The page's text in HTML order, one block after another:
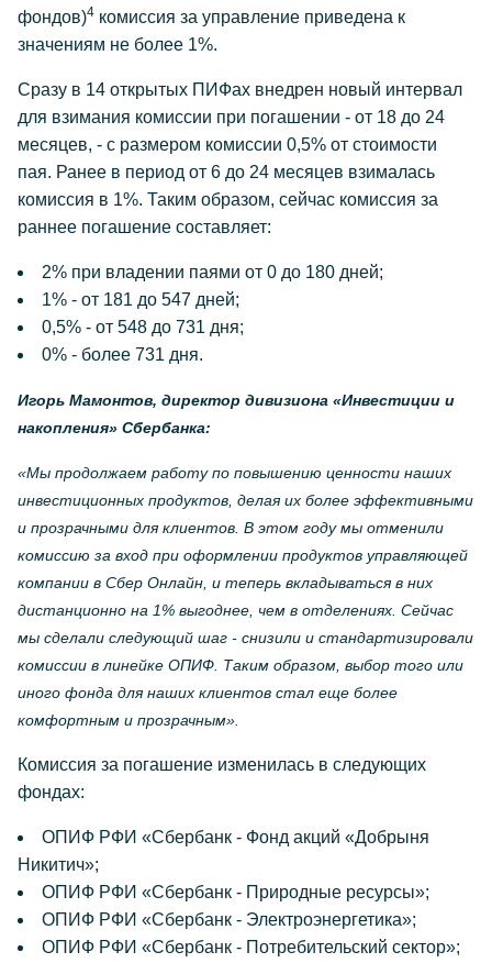
фондов)4 комиссия за управление приведена к
значениям не более 1%.
Сразу в 14 открытых ПИФах внедрен новый интервал
для взимания комиссии при погашении - от 18 до 24
месяцев, - с размером комиссии 0,5% от стоимости
пая. Ранее в период от 6 до 24 месяцев взималась
комиссия в 1%. Таким образом, сейчас комиссия за
раннее погашение составляет:
2% при владении паями от 0 до 180 дней;
1% - от 181 до 547 дней;
0,5% - от 548 до 731 дня;
0% - более 731 дня.
Игорь Мамонтов, директор дивизиона «Инвестиции и
накопления» Сбербанка:
«Мы продолжаем работу по повышению ценности наших
инвестиционных продуктов, делая их более эффективными
и прозрачными для клиентов. В этом году мы отменили
комиссию за вход при оформлении продуктов управляющей
компании в Сбер Онлайн, и теперь вкладываться в них
дистанционно на 1% выгоднее, чем в отделениях. Сейчас
мы сделали следующий шаг - снизили и стандартизировали
комиссии в линейке ОПИФ. Таким образом, выбор того или
иного фонда для наших клиентов стал еще более
комфортным и прозрачным».
Комиссия за погашение изменилась в следующих
фондах:
ОПИФ РФИ «Сбербанк - Фонд акций «Добрыня
Никитич»;
ОПИФ РФИ «Сбербанк - Природные ресурсы»;
ОПИФ РФИ «Сбербанк - Электроэнергетика»;
ОПИФ РФИ «Сбербанк - Потребительский сектор»;